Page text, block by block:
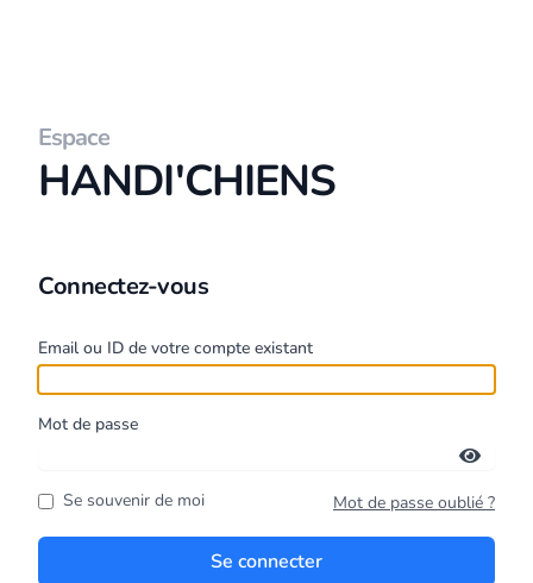
Espace
HANDI'CHIENS
Connectez-vous
Email ou ID de votre compte existant
Mot de passe
Se souvenir de moi Mot de passe oublié ?
Se connecter